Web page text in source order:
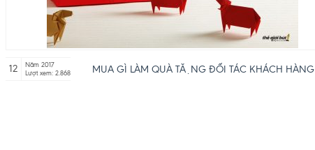
12
Năm 2017
Lượt xem: 2.868
MUA GÌ LÀM QUÀ TẶNG ĐỐI TÁC KHÁCH HÀNG